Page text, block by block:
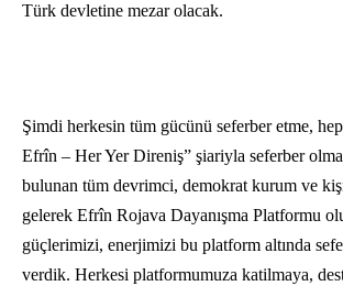
Türk devletine mezar olacak.
Şimdi herkesin tüm gücünü seferber etme,
Efrîn – Her Yer Direniş” şiariyla seferber
bulunan tüm devrimci, demokrat kurum ve
gelerek Efrîn Rojava Dayanışma Platformu
güçlerimizi, enerjimizi bu platform altında
verdik. Herkesi platformumuza katilmaya,